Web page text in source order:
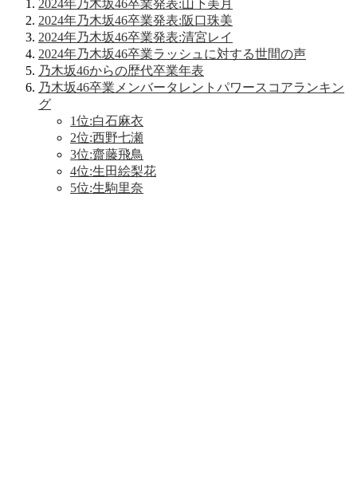
2024年乃木坂46卒業発表:山下美月
2024年乃木坂46卒業発表:阪口珠美
2024年乃木坂46卒業発表:清宮レイ
2024年乃木坂46卒業ラッシュに対する世間の声
乃木坂46からの歴代卒業年表
乃木坂46卒業メンバータレントパワースコアランキン
グ
1位:白石麻衣
2位:西野七瀬
3位:齋藤飛鳥
4位:生田絵梨花
5位:生駒里奈